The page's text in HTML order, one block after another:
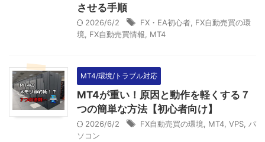
させる手順
2026/6/2 FX・EA初心者 FX自動売買の環
境
FX自動売買情報 MT4
MT4/環境/トラブル対応
MT4が重い！原因と動作を軽くする７
つの簡単な方法【初心者向け】
2026/6/2 FX自動売買の環境 MT4 VPS パ
ソコン